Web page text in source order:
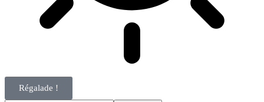
Régalade !